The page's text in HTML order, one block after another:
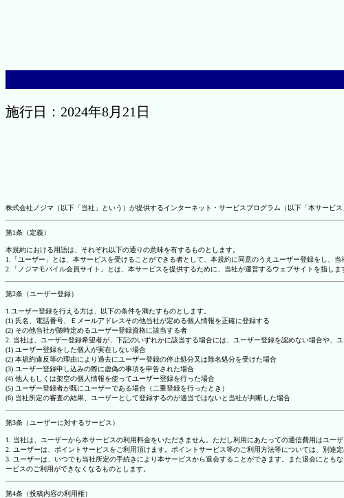
施行日：2024年8月21日
株式会社ノジマ（以下「当社」という）が提供するインターネット・サービスプログラム（以下「本サービ
第1条（定義）
本規約における用語は、それぞれ以下の通りの意味を有するものとします。
1.「ユーザー」とは、本サービスを受けることができる者として、本規約に同意のうえユーザー登録をし、当
2.「ノジマモバイル会員サイト」とは、本サービスを提供するために、当社が運営するウェブサイトを指しま
第2条（ユーザー登録）
1.ユーザー登録を行える方は、以下の条件を満たすものとします。
(1) 氏名、電話番号、Ｅメールアドレスその他当社が定める個人情報を正確に登録する
(2) その他当社が随時定めるユーザー登録資格に該当する者
2. 当社は、ユーザー登録希望者が、下記のいずれかに該当する場合には、ユーザー登録を認めない場合や
(1) ユーザー登録をした個人が実在しない場合
(2) 本規約違反等の理由により過去にユーザー登録の停止処分又は除名処分を受けた場合
(3) ユーザー登録申し込みの際に虚偽の事項を申告された場合
(4) 他人もしくは架空の個人情報を使ってユーザー登録を行った場合
(5) ユーザー登録者が既にユーザーである場合（二重登録を行ったとき）
(6) 当社所定の審査の結果、ユーザーとして登録するのが適当ではないと当社が判断した場合
第3条（ユーザーに対するサービス）
1. 当社は、ユーザーから本サービスの利用料金をいただきません。ただし利用にあたっての通信費用はユ
2. ユーザーは、ポイントサービスをご利用頂けます。ポイントサービス等のご利用方法等については、別途
3. ユーザーは、いつでも当社所定の手続きにより本サービスから退会することができます。また退会にと
ービスのご利用ができなくなるものとします。
第4条（投稿内容の利用権）